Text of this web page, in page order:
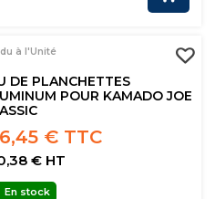
à l'Unité
DE PLANCHETTES
POUR KAMADO JOE
€ TTC
€ HT
En stock